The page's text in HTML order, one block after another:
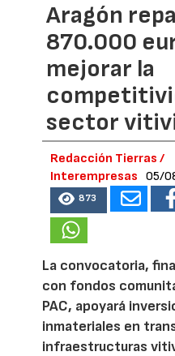
Aragón
870.000
mejorar la
sector
Redacción Tierras /
Interempresas
05/
873
La convocatoria,
con fondos
PAC, apoyará
inmateriales en
infraestructuras